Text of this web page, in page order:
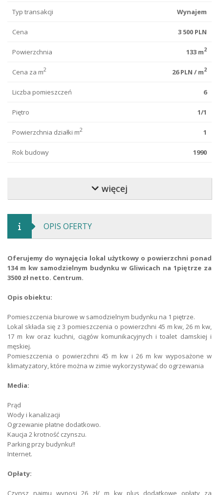
Typ transakcji Wynajem
Cena 3 500 PLN
Powierzchnia 133 m2
Cena za m2 26 PLN / m2
Liczba pomieszczeń 6
Piętro 1/1
Powierzchnia działki m2 1
Rok budowy 1990
Typ budynku
Materiał budowlany
Typ ogrodzenia siatka
Kaucja PLN
Okres wynajmu 12 miesięcy minimum
Forma najmu najem od właściciela
Powierzchnia handlowa
Podłoga
Wysokość
Łącze internetowe
Parking
więcej
OPIS OFERTY
Oferujemy do wynajęcia lokal użytkowy o powierzchni ponad
134 m kw samodzielnym budynku w Gliwicach na 1piętrze za
3500 zł netto. Centrum.
Opis obiektu:
Pomieszczenia biurowe w samodzielnym budynku na 1 piętrze.
Lokal składa się z 3 pomieszczenia o powierzchni 45 m kw, 26 m kw,
17 m kw oraz kuchni, ciągów komunikacyjnych i toalet damskiej i
męskiej.
Pomieszczenia o powierzchni 45 m kw i 26 m kw wyposażone w
klimatyzatory, które można w zimie wykorzystywać do ogrzewania
Media:
Prąd
Wody i kanalizacji
Ogrzewanie płatne dodatkowo.
Kaucja 2 krotność czynszu.
Parking przy budynku!!
Internet.
Opłaty:
Czynsz najmu wynosi 26 zł/ m kw plus dodatkowe opłaty za